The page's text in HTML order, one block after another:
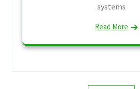
systems
Read More